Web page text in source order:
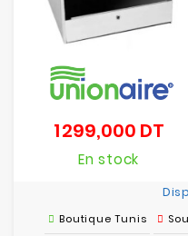
1 299,000 DTPrix
En stock
Boutique Tunis